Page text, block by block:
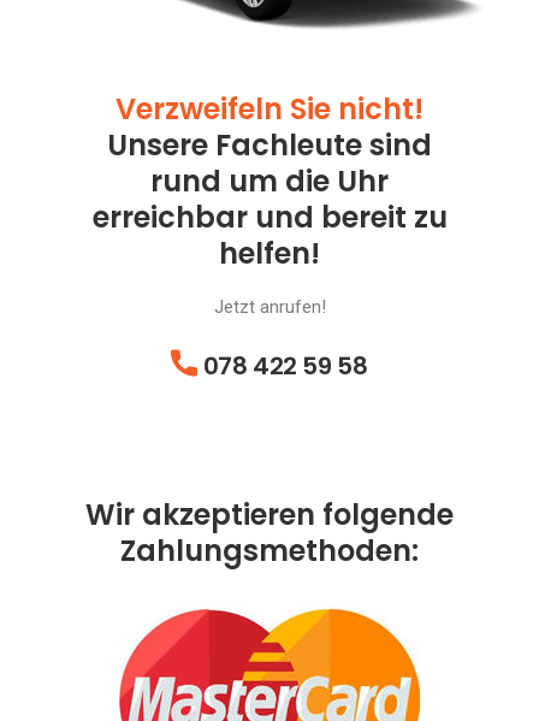
Verzweifeln Sie nicht!
Unsere Fachleute sind
rund um die Uhr
erreichbar und bereit zu
helfen!
Jetzt anrufen!
078 422 59 58
Wir akzeptieren folgende
Zahlungsmethoden: